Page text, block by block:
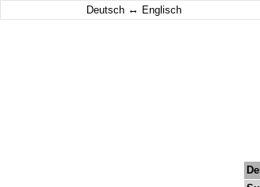
Deutsch ↔ Englisch